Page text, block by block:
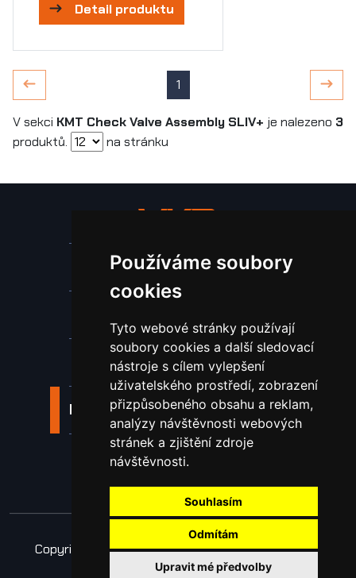
Používáme soubory
cookies
Tyto webové stránky používají
soubory cookies a další sledovací
nástroje s cílem vylepšení
uživatelského prostředí, zobrazení
přizpůsobeného obsahu a reklam,
analýzy návštěvnosti webových
stránek a zjištění zdroje
návštěvnosti.
Souhlasím
Odmítám
Upravit mé předvolby
Detail produktu
1
V sekci KMT Check Valve Assembly SLIV+ je nalezeno 3
produktů.
na stránku
Stroje a zařízení
Spotřební materiál a nástroje
Náhradní díly pro vodní paprsek
Laserové svařování
Copyright © 2026 Všechna práva vyhrazena
Obchodní podmínky